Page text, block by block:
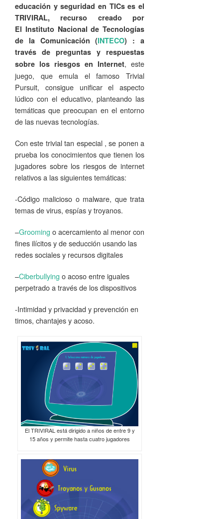
educación y seguridad en TICs es el
TRIVIRAL, recurso creado por
El Instituto Nacional de Tecnologías
de la Comunicación (INTECO) : a
través de preguntas y respuestas
sobre los riesgos en Internet, este
juego, que emula el famoso Trivial
Pursuit, consigue unificar el aspecto
lúdico con el educativo, planteando las
temáticas que preocupan en el entorno
de las nuevas tecnologías.
Con este trivial tan especial , se ponen a
prueba los conocimientos que tienen los
jugadores sobre los riesgos de internet
relativos a las siguientes temáticas:
-Código malicioso o malware, que trata
temas de virus, espías y troyanos.
–Grooming o acercamiento al menor con
fines ilícitos y de seducción usando las
redes sociales y recursos digitales
–Ciberbullying o acoso entre iguales
perpetrado a través de los dispositivos
-Intimidad y privacidad y prevención en
timos, chantajes y acoso.
El TRIVIRAL está dirigido a niños de entre 9 y
15 años y permite hasta cuatro jugadores